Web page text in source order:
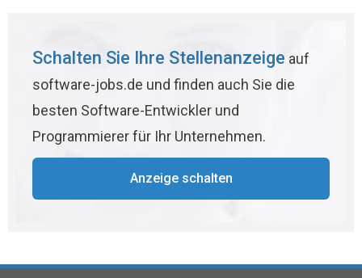
Schalten Sie Ihre Stellenanzeige auf
software-jobs.de und finden auch Sie die
besten Software-Entwickler und
Programmierer für Ihr Unternehmen.
Anzeige schalten